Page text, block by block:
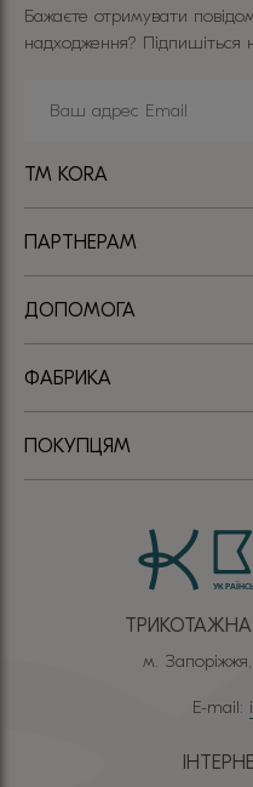
ТРИКОТАЖНА
м.
E-mail:
TM KORA
ПАРТНЕРАМ
ДОПОМОГА
ФАБРИКА
ПОКУПЦЯМ
Бажаєте отримувати
надходження?